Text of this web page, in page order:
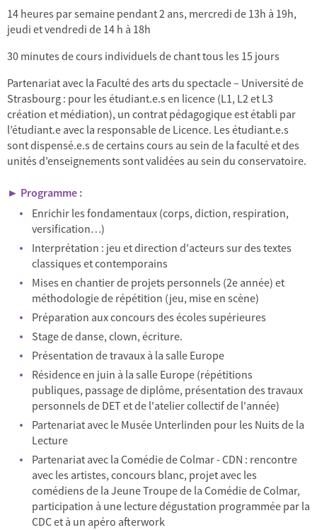
14 heures par semaine pendant 2 ans, mercredi de 13h à 19h,
jeudi et vendredi de 14 h à 18h
30 minutes de cours individuels de chant tous les 15 jours
Partenariat avec la Faculté des arts du spectacle – Université de
Strasbourg : pour les étudiant.e.s en licence (L1, L2 et L3
création et médiation), un contrat pédagogique est établi par
l’étudiant.e avec la responsable de Licence. Les étudiant.e.s
sont dispensé.e.s de certains cours au sein de la faculté et des
unités d’enseignements sont validées au sein du conservatoire.
► Programme :
Enrichir les fondamentaux (corps, diction, respiration,
versification…)
Interprétation : jeu et direction d'acteurs sur des textes
classiques et contemporains
Mises en chantier de projets personnels (2e année) et
méthodologie de répétition (jeu, mise en scène)
Préparation aux concours des écoles supérieures
Stage de danse, clown, écriture.
Présentation de travaux à la salle Europe
Résidence en juin à la salle Europe (répétitions
publiques, passage de diplôme, présentation des travaux
personnels de DET et de l'atelier collectif de l'année)
Partenariat avec le Musée Unterlinden pour les Nuits de la
Lecture
Partenariat avec la Comédie de Colmar - CDN : rencontre
avec les artistes, concours blanc, projet avec les
comédiens de la Jeune Troupe de la Comédie de Colmar,
participation à une lecture dégustation programmée par la
CDC et à un apéro afterwork